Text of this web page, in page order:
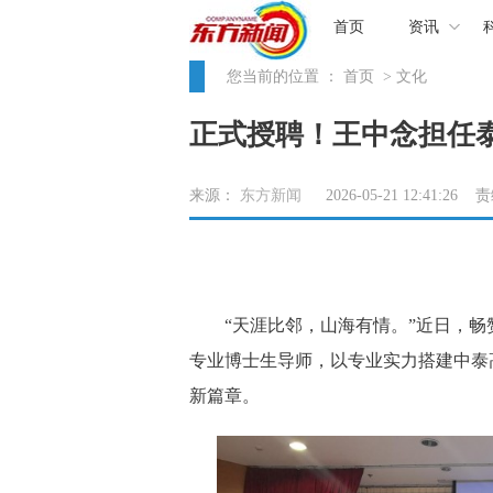
首页 资讯
您当前的位置 ： 首页 > 文化
正式授聘！王中念担任
来源： 东方新闻 2026-05-21 12:41:26 责
“天涯比邻，山海有情。”近日，畅
专业博士生导师，以专业实力搭建中
新篇章。